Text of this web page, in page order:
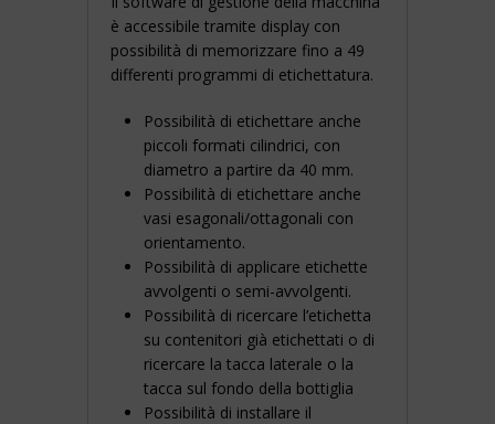
è accessibile tramite display con
possibilità di memorizzare fino a 49
differenti programmi di etichettatura.
Possibilità di etichettare anche
piccoli formati cilindrici, con
diametro a partire da 40 mm.
Possibilità di etichettare anche
vasi esagonali/ottagonali con
orientamento.
Possibilità di applicare etichette
avvolgenti o semi-avvolgenti.
Possibilità di ricercare l’etichetta
su contenitori già etichettati o di
ricercare la tacca laterale o la
tacca sul fondo della bottiglia
Possibilità di installare il